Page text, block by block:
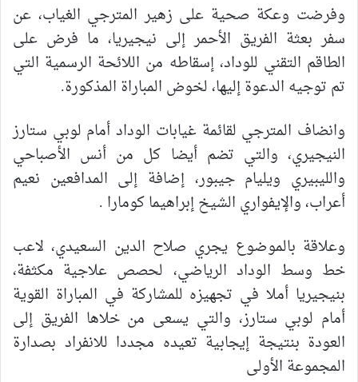
وفرضت وعكة صحية على زهير المترجي الغياب، عن
سفر بعثة الفريق الأحمر إلى نيجيريا، ما فرض على
الطاقم التقني للوداد، إسقاطه من اللائحة الرسمية التي
تم توجيه الدعوة إليها، لخوض المباراة المذكورة.
وانضاف المترجي لقائمة غيابات الوداد أمام لوبي ستارز
النيجيري، والتي تضم أيضا كل من أنس الأصباحي
والليبيري ويليام جيبور، إضافة إلى المدافعين نعيم
أعراب، والإيفواري الشيخ إبراهيما كومارا .
وعلاقة بالموضوع يجري صلاح الدين السعيدي، لاعب
خط وسط الوداد الرياضي، لحصص علاجية مكثفة،
بنيجيريا أملا في تجهيزه للمشاركة في المباراة القوية
أمام لوبي ستارز، والتي يسعى من خلاها الفريق إلى
العودة بنتيجة إيجابية تعيده مجددا للانفراد بصدارة
المجموعة الأولى